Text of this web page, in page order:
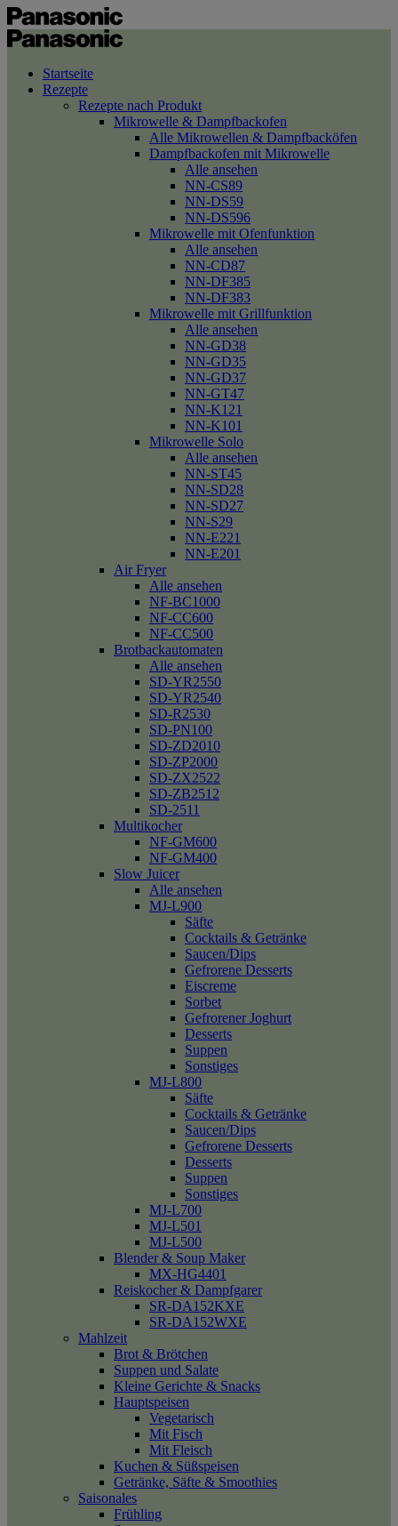
Startseite
Rezepte
Rezepte nach Produkt
Mikrowelle & Dampfbackofen
Alle Mikrowellen & Dampfbacköfen
Dampfbackofen mit Mikrowelle
Alle ansehen
NN-CS89
NN-DS59
NN-DS596
Mikrowelle mit Ofenfunktion
Alle ansehen
NN-CD87
NN-DF385
NN-DF383
Mikrowelle mit Grillfunktion
Alle ansehen
NN-GD38
NN-GD35
NN-GD37
NN-GT47
NN-K121
NN-K101
Mikrowelle Solo
Alle ansehen
NN-ST45
NN-SD28
NN-SD27
NN-S29
NN-E221
NN-E201
Air Fryer
Alle ansehen
NF-BC1000
NF-CC600
NF-CC500
Brotbackautomaten
Alle ansehen
SD-YR2550
SD-YR2540
SD-R2530
SD-PN100
SD-ZD2010
SD-ZP2000
SD-ZX2522
SD-ZB2512
SD-2511
Multikocher
NF-GM600
NF-GM400
Slow Juicer
Alle ansehen
MJ-L900
Säfte
Cocktails & Getränke
Saucen/Dips
Gefrorene Desserts
Eiscreme
Sorbet
Gefrorener Joghurt
Desserts
Suppen
Sonstiges
MJ-L800
Säfte
Cocktails & Getränke
Saucen/Dips
Gefrorene Desserts
Desserts
Suppen
Sonstiges
MJ-L700
MJ-L501
MJ-L500
Blender & Soup Maker
MX-HG4401
Reiskocher & Dampfgarer
SR-DA152KXE
SR-DA152WXE
Mahlzeit
Brot & Brötchen
Suppen und Salate
Kleine Gerichte & Snacks
Hauptspeisen
Vegetarisch
Mit Fisch
Mit Fleisch
Kuchen & Süßspeisen
Getränke, Säfte & Smoothies
Saisonales
Frühling